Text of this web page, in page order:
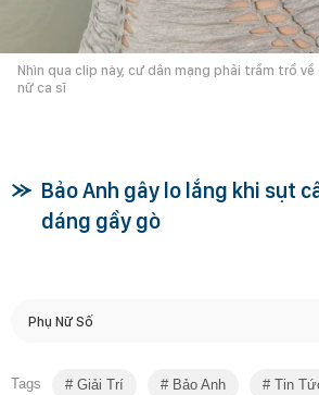
Nhìn qua clip này, cư dân mạng phải trầm trồ
nữ ca sĩ
Bảo Anh gây lo lắng khi sụt
dáng gầy gò
Phụ Nữ Số
Tags Giải Trí Bảo Anh Tin